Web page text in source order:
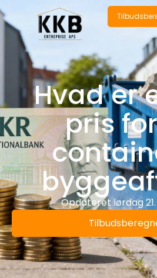
Hvad er
pris
Opdateretlørdag